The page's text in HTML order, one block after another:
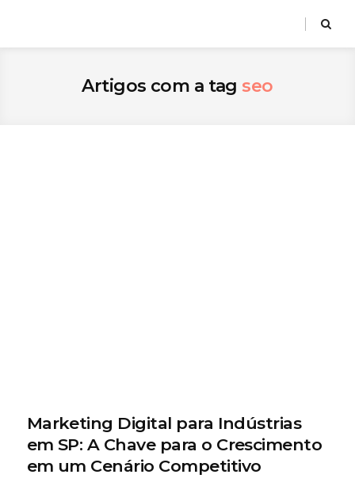
Artigos com a tag seo
Marketing Digital para Indústrias
em SP: A Chave para o Crescimento
em um Cenário Competitivo